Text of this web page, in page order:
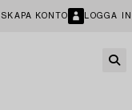
SKAPA KONTO LOGGA IN